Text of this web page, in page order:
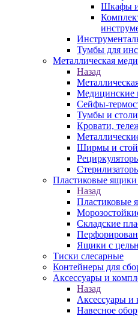
Шкафы
Тумбы для
Металлическая
Назад
Медицинские
Сейфы-
Тумбы и
Кровати,
Ширмы и
Пластиковые ящики
Назад
Пластиковые
Складские
Ящики с
Тиски слесарные
Контейнеры для
Аксессуары и
Назад
Аксессуары
Навесное